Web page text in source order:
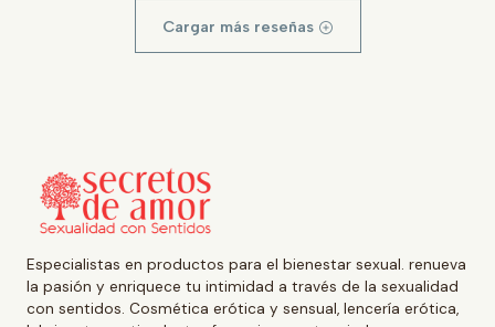
Cargar más reseñas
Especialistas en productos para el bienestar sexual. renueva
la pasión y enriquece tu intimidad a través de la sexualidad
con sentidos. Cosmética erótica y sensual, lencería erótica,